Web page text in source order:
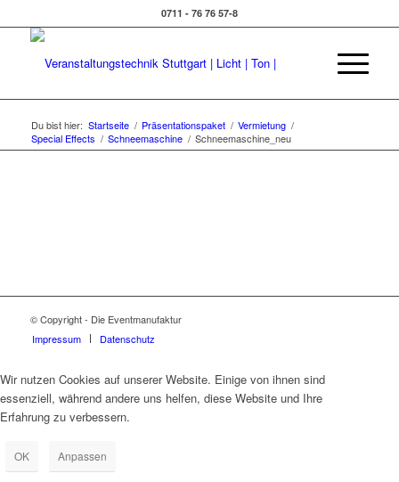
0711 - 76 76 57-8
Du bist hier: Startseite / Präsentationspaket / Vermietung /
Special Effects / Schneemaschine / Schneemaschine_neu
© Copyright - Die Eventmanufaktur
Impressum
Datenschutz
Wir nutzen Cookies auf unserer Website. Einige von ihnen sind
essenziell, während andere uns helfen, diese Website und Ihre
Erfahrung zu verbessern.
OK Anpassen